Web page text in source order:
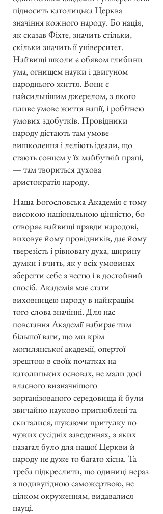
підносить католицька Церква
значіння кожного народу. Бо нація,
як сказав Фіхте, значить стільки,
скільки значить її університет.
Найвищі школи є обявом глибини
ума, огнищем науки і двигуном
народнього життя. Вони є
найсильнішим джерелом, з якого
пливе умове життя нації, і робітнею
умових здобутків. Провідники
народу дістають там умове
вишколення і леліють ідеали, що
стають сонцем у їх майбутній праці,
— там твориться духова
аристократія народу.
Наша Богословська Академія є тому
високою національною цінністю, бо
отворяє найвищі правди народові,
виховує йому провідників, дає йому
тверезість і рівновагу духа, ширину
думки і вчить, як у всіх умовинах
зберегти себе з честю і в достойний
спосіб. Академія має стати
виховницею народу в найкращім
того слова значінні. Для нас
повстання Академії набирає тим
більшої ваги, що ми крім
могилянської академії, опертої
зрештою в своїх початках на
католицьких основах, не мали досі
власного визначнішого
зорганізованого середовища й були
звичайно науково пригноблені та
скиталися, шукаючи притулку по
чужих сусідніх заведеннях, з яких
назагал було для нашої Церкви й
народу не дуже то багато хісна. Та
треба підкреслити, що одиниці нераз
з подивугідною саможертвою, не
цілком окруженням, видавалися
науці.